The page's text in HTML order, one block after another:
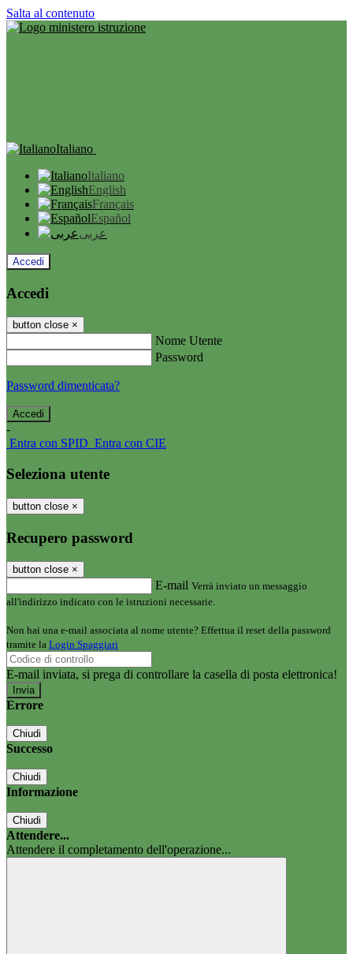
Salta al contenuto
Italiano
Italiano
English
Français
Español
عربى
Accedi
Accedi
button close ×
Nome Utente
Password
Password dimenticata?
-
Entra con SPID Entra con CIE
Seleziona utente
button close ×
Recupero password
button close ×
E-mail Verrà inviato un messaggio
all'indirizzo indicato con le istruzioni necessarie.
Non hai una e-mail associata al nome utente? Effettua il reset della password
tramite la Login Spaggiari
E-mail inviata, si prega di controllare la casella di posta elettronica!
Errore
Chiudi
Successo
Chiudi
Informazione
Chiudi
Attendere...
Attendere il completamento dell'operazione...